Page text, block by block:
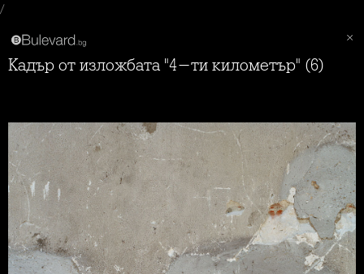
/
Кадър от изложбата "4-ти километър" (6)